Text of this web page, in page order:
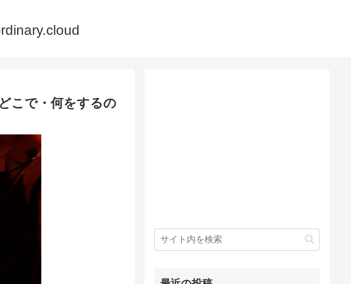
こで・何をするの